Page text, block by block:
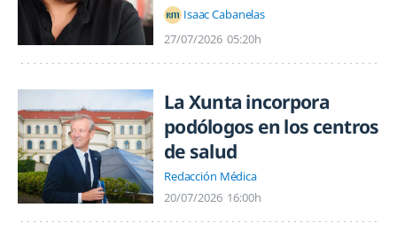
Isaac Cabanelas
27/07/2026 05:20h
La Xunta incorpora
podólogos en los centros
de salud
Redacción Médica
20/07/2026 16:00h